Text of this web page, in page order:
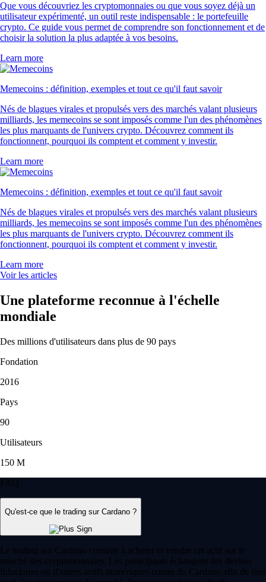
Que vous découvriez les cryptomonnaies ou que vous soyez déjà un
utilisateur expérimenté, un outil reste indispensable : le portefeuille
crypto. Ce guide vous permet de comprendre son fonctionnement et de
choisir la solution la plus adaptée à vos besoins.
Learn more
Memecoins : définition, exemples et tout ce qu'il faut savoir
Nés de blagues virales et propulsés vers des marchés valant plusieurs
milliards, les memecoins se sont imposés comme l'un des phénomènes
les plus marquants de l'univers crypto. Découvrez comment ils
fonctionnent, pourquoi ils comptent et comment y investir.
Learn more
Memecoins : définition, exemples et tout ce qu'il faut savoir
Nés de blagues virales et propulsés vers des marchés valant plusieurs
milliards, les memecoins se sont imposés comme l'un des phénomènes
les plus marquants de l'univers crypto. Découvrez comment ils
fonctionnent, pourquoi ils comptent et comment y investir.
Learn more
Voir les articles
Une plateforme reconnue à l'échelle
mondiale
Des millions d'utilisateurs dans plus de 90 pays
Fondation
2016
Pays
90
Utilisateurs
150 M
FAQ
Qu'est-ce que le trading sur Cardano ?
Le trading sur Cardano consiste à acheter et vendre cet actif sur le
marché des cryptomonnaies. Les participants échangent des devises
fiduciaires ou d'autres actifs numériques contre du Cardano afin de tirer